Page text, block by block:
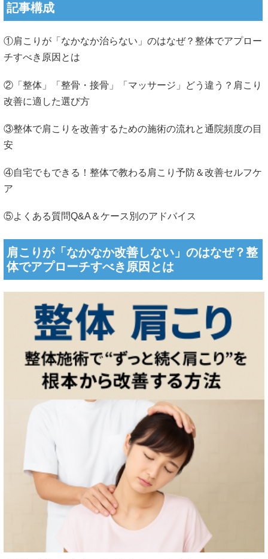
記事構成
①肩こりが「なかなか治らない」のはなぜ？整体でアプロー
チすべき原因とは
②「整体」「整骨・接骨」「マッサージ」どう違う？肩こり
改善に適した選び方
③整体で肩こりを改善するための施術の流れと通院頻度の目
安
④自宅でもできる！整体で教わる肩こり予防＆改善セルフケ
ア
⑤よくある質問Q&A＆ケース別のアドバイス
肩こりが「なかなか改善しない」のはなぜ？整
体でアプローチすべき原因とは